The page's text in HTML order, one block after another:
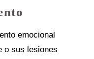
emocional
o sus lesiones